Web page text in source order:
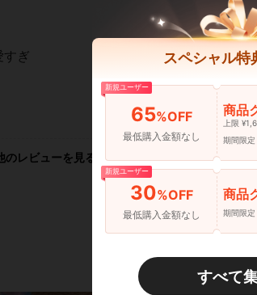
すぎ
のレビューを見る
スペシャル特
新規ユーザー
65%OFF
最低購入金額なし
商品
上限
期間限定
新規ユーザー
30%OFF
最低購入金額なし
商品
期間限定
すべて